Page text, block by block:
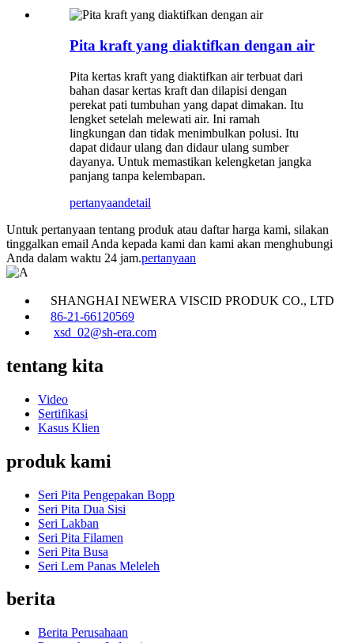
Pita kraft yang diaktifkan dengan air
Pita kertas kraft yang diaktifkan air terbuat dari
bahan dasar kertas kraft dan dilapisi dengan
perekat pati tumbuhan yang dapat dimakan. Itu
lengket setelah melewati air. Ini ramah
lingkungan dan tidak menimbulkan polusi. Itu
dapat didaur ulang dan didaur ulang sumber
dayanya. Untuk memastikan kelengketan jangka
panjang tanpa kelembapan.
pertanyaandetail
Untuk pertanyaan tentang produk atau daftar harga kami, silakan
tinggalkan email Anda kepada kami dan kami akan menghubungi
Anda dalam waktu 24 jam.pertanyaan
SHANGHAI NEWERA VISCID PRODUK CO., LTD
86-21-66120569
xsd_02@sh-era.com
tentang kita
Video
Sertifikasi
Kasus Klien
produk kami
Seri Pita Pengepakan Bopp
Seri Pita Dua Sisi
Seri Lakban
Seri Pita Filamen
Seri Pita Busa
Seri Lem Panas Meleleh
berita
Berita Perusahaan